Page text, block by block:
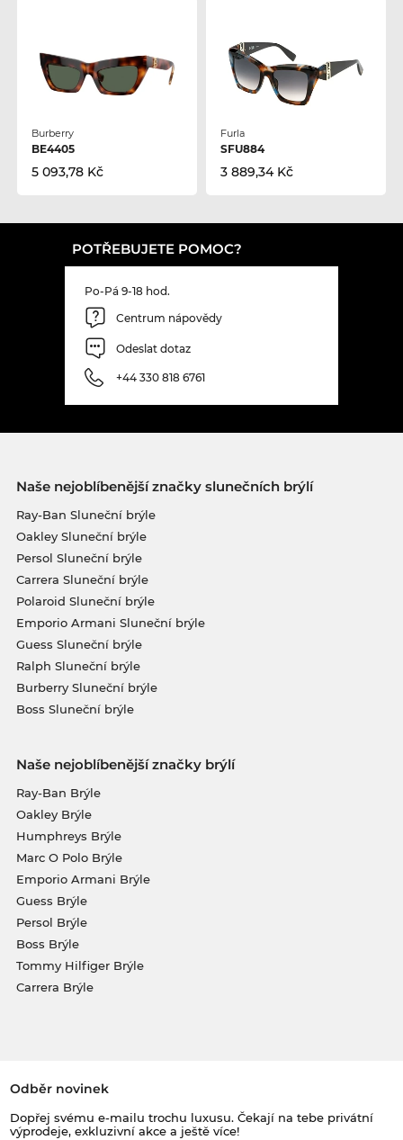
Burberry
BE4405
5 093,78 Kč
Furla
SFU884
3 889,34 Kč
POTŘEBUJETE POMOC?
Po-Pá 9-18 hod.
Centrum nápovědy
Odeslat dotaz
+44 330 818 6761
Naše nejoblíbenější značky slunečních brýlí
Ray-Ban Sluneční brýle
Oakley Sluneční brýle
Persol Sluneční brýle
Carrera Sluneční brýle
Polaroid Sluneční brýle
Emporio Armani Sluneční brýle
Guess Sluneční brýle
Ralph Sluneční brýle
Burberry Sluneční brýle
Boss Sluneční brýle
Naše nejoblíbenější značky brýlí
Ray-Ban Brýle
Oakley Brýle
Humphreys Brýle
Marc O Polo Brýle
Emporio Armani Brýle
Guess Brýle
Persol Brýle
Boss Brýle
Tommy Hilfiger Brýle
Carrera Brýle
Odběr novinek
Dopřej svému e-mailu trochu luxusu. Čekají na tebe privátní
výprodeje, exkluzivní akce a ještě více!